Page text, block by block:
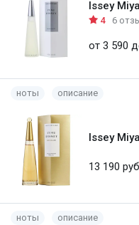
Issey
4 6
от 3 590
ноты описание
Issey
13 190 руб
ноты описание